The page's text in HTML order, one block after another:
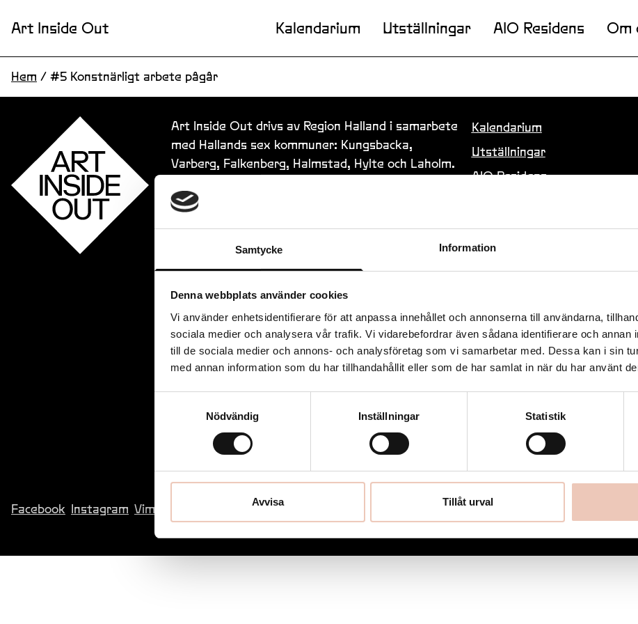
Samtycke Information
Denna webbplats använder cookies
Vi använder enhetsidentifierare för att anpassa innehållet och annonserna till användarna,
sociala medier och analysera vår trafik. Vi vidarebefordrar även sådana identifierare och annan
till de sociala medier och annons- och analysföretag som vi samarbetar med. Dessa kan i sin
med annan information som du har tillhandahållit eller som de har samlat in när du har använt
Nödvändig
Inställningar Statistik
Avvisa Tillåt urval
Art Inside Out Kalendarium Utställningar AIO Residens Om
Hem / #5 Konstnärligt arbete pågår
Art Inside Out drivs av Region Halland i samarbete
med Hallands sex kommuner: Kungsbacka,
Varberg, Falkenberg, Halmstad, Hylte och Laholm.
Kalendarium
Utställningar
AIO Residens
AIO Journal
Samarbeten & projekt
Nyheter
Utlysningar
Integritet & tillgänglighet
Cookies
Facebook Instagram Vimeo